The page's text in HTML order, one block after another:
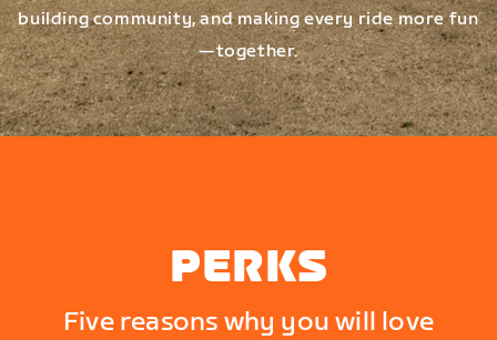
building community, and making every ride more fun
—together.
PERKS
Five reasons why you will love